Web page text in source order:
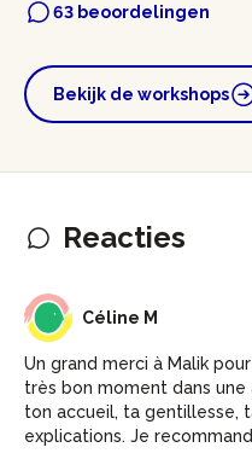
63 beoordelingen
Bekijk de workshops
Reacties
CM Céline M
Un grand merci à Malik
très bon moment dans
ton accueil, ta gentillesse,
explications. Je